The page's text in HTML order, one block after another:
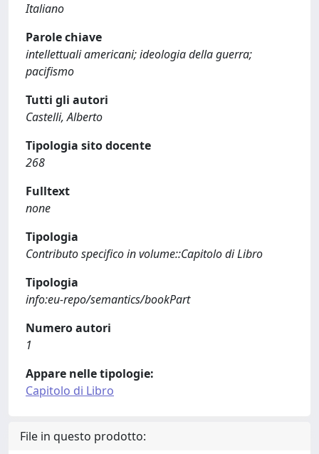
Italiano
Parole chiave
intellettuali americani; ideologia della guerra;
pacifismo
Tutti gli autori
Castelli, Alberto
Tipologia sito docente
268
Fulltext
none
Tipologia
Contributo specifico in volume::Capitolo di Libro
Tipologia
info:eu-repo/semantics/bookPart
Numero autori
1
Appare nelle tipologie:
Capitolo di Libro
File in questo prodotto: